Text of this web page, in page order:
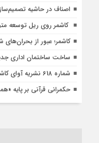
اصناف در حاشیه
کاشمر روی ریل توسعه
کاشمر؛ عبور از بحران‌های
ساخت ساختمان اداری
شماره 618 نشریه آوای کاشمر
حکمرانی قرآنی بر پایه